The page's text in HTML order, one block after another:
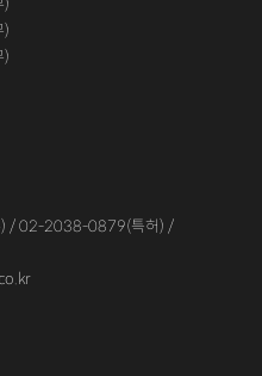
)
)
)
) / 02-2038-0879(특허) /